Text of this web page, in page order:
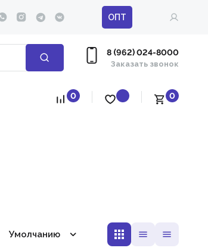
ОПТ
8 (962) 024-8000
Заказать звонок
0 0
Умолчанию